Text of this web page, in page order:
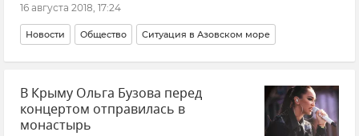
16 августа 2018, 17:24
Новости Общество Ситуация в Азовском море
В Крыму Ольга Бузова перед
концертом отправилась в
монастырь